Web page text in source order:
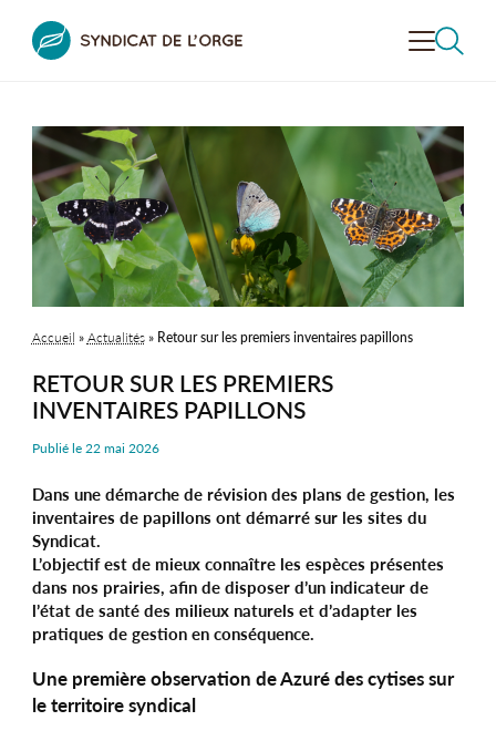
VALORISERLA VALLÉE
CONTRÔLERL'ASSAINISSEMENT
PRÉVENIR LE RISQUEINONDATION
DÉCOUVRIRLA VALLÉE
SENSIBILISERÀ L’ENVIRONNEMENT
LE SYNDICATDE L’ORGE
RECHERCHER
Accueil »Actualités» Retour sur les premiers inventaires papillons
RETOUR SUR LES PREMIERS
INVENTAIRES PAPILLONS
Publié le22 mai 2026
Dans une démarche de révision des plans de gestion, les
inventaires de papillons ont démarré sur les sites du
Syndicat.
L’objectif est de mieux connaître les espèces présentes
dans nos prairies, afin de disposer d’un indicateur de
l’état de santé des milieux naturels et d’adapter les
pratiques de gestion en conséquence.
Une première observation de Azuré des cytises sur
le territoire syndical